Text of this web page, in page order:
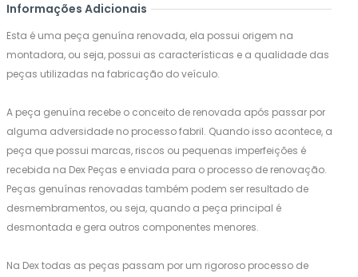
Informações Adicionais
Esta é uma peça genuína renovada, ela possui origem na
montadora, ou seja, possui as características e a qualidade das
peças utilizadas na fabricação do veículo.
A peça genuína recebe o conceito de renovada após passar por
alguma adversidade no processo fabril. Quando isso acontece, a
peça que possui marcas, riscos ou pequenas imperfeições é
recebida na Dex Peças e enviada para o processo de renovação.
Peças genuínas renovadas também podem ser resultado de
desmembramentos, ou seja, quando a peça principal é
desmontada e gera outros componentes menores.
Na Dex todas as peças passam por um rigoroso processo de